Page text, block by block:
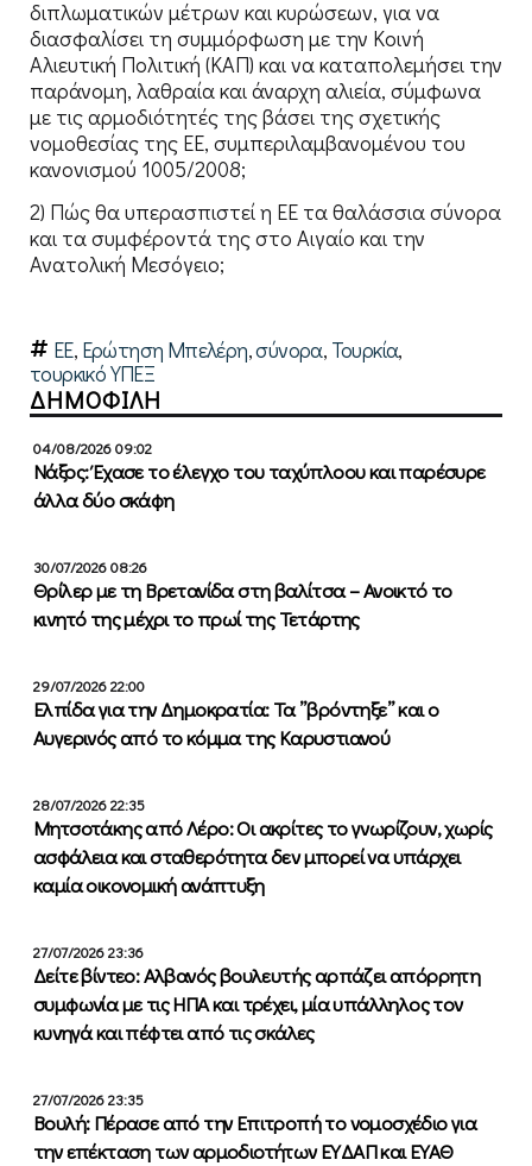
διπλωματικών μέτρων και κυρώσεων, για να
διασφαλίσει τη συμμόρφωση με την Κοινή
Αλιευτική Πολιτική (ΚΑΠ) και να καταπολεμήσει την
παράνομη, λαθραία και άναρχη αλιεία, σύμφωνα
με τις αρμοδιότητές της βάσει της σχετικής
νομοθεσίας της ΕΕ, συμπεριλαμβανομένου του
κανονισμού 1005/2008;
2) Πώς θα υπερασπιστεί η ΕΕ τα θαλάσσια σύνορα
και τα συμφέροντά της στο Αιγαίο και την
Ανατολική Μεσόγειο;
ΕΕ, Ερώτηση Μπελέρη,σύνορα, Τουρκία,
τουρκικό ΥΠΕΞ
ΔΗΜΟΦΙΛΗ
04/08/2026 09:02
Νάξος: Έχασε το έλεγχο του ταχύπλοου και παρέσυρε
άλλα δύο σκάφη
30/07/2026 08:26
Θρίλερ με τη Βρετανίδα στη βαλίτσα – Ανοικτό το
κινητό της μέχρι το πρωί της Τετάρτης
29/07/2026 22:00
Ελπίδα για την Δημοκρατία: Τα ”βρόντηξε” και ο
Αυγερινός από το κόμμα της Καρυστιανού
28/07/2026 22:35
Μητσοτάκης από Λέρο: Οι ακρίτες το γνωρίζουν, χωρίς
ασφάλεια και σταθερότητα δεν μπορεί να υπάρχει
καμία οικονομική ανάπτυξη
27/07/2026 23:36
Δείτε βίντεο: Αλβανός βουλευτής αρπάζει απόρρητη
συμφωνία με τις ΗΠΑ και τρέχει, μία υπάλληλος τον
κυνηγά και πέφτει από τις σκάλες
27/07/2026 23:35
Βουλή: Πέρασε από την Επιτροπή το νομοσχέδιο για
την επέκταση των αρμοδιοτήτων ΕΥΔΑΠ και ΕΥΑΘ